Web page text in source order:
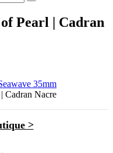
Pearl | Cadran
35mm
Cadran Nacre
>